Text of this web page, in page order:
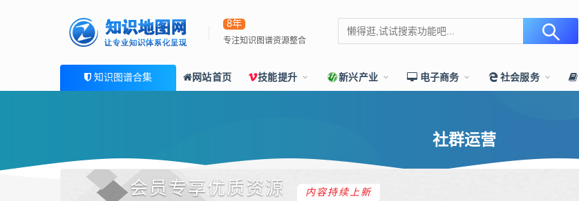
8年
专注知识图谱资源整合
知识图谱合集 网站首页 技能提升 新兴产业 电子商务 社会服务
社群运营
会员专享优质资源 内容持续上新